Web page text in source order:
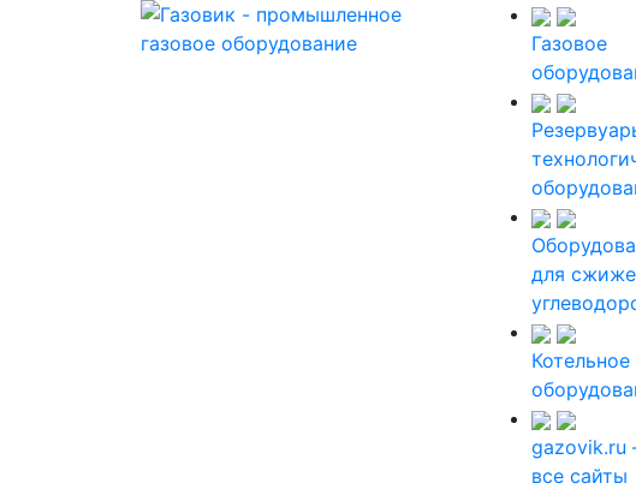
Газовое
для
Котельное
все сайты